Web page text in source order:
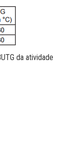
da atividade